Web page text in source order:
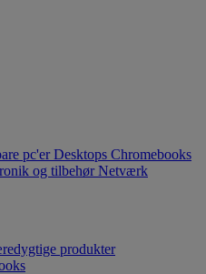
pc'erDesktops Chromebooks
og tilbehørNetværk
produkter